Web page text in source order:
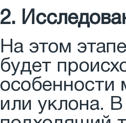
2.
На этом
будет
особенности
или уклона.